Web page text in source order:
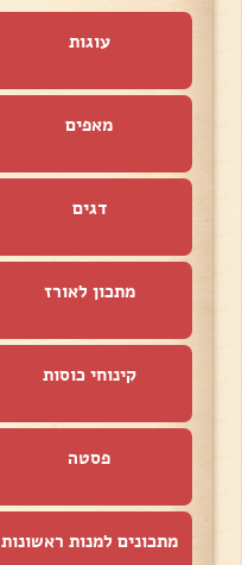
עוגות
מאפים
דגים
מתכון לאורז
קינוחי כוסות
פסטה
מתכונים למנות ראשונות